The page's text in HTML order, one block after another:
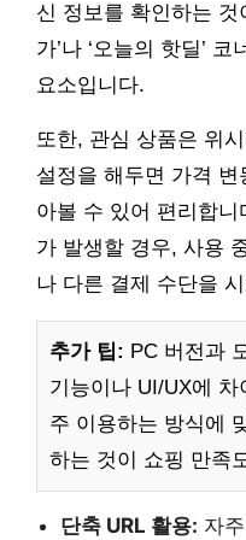
신 정보를 확인하는 것
가’나 ‘오늘의 핫딜’
요소입니다.
또한, 관심 상품은 위
설정을 해두면 가격
아볼 수 있어 편리합
가 발생할 경우, 사용
나 다른 결제 수단을
추가 팁: PC 버전과
기능이나 UI/UX에
주 이용하는 방식에
하는 것이 쇼핑 만족
단축 URL 활용: 자